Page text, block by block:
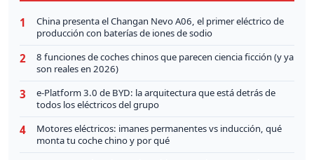
1
China presenta el Changan Nevo A06, el primer eléctrico de
producción con baterías de iones de sodio
2
8 funciones de coches chinos que parecen ciencia ficción (y ya
son reales en 2026)
3
e-Platform 3.0 de BYD: la arquitectura que está detrás de
todos los eléctricos del grupo
4
Motores eléctricos: imanes permanentes vs inducción, qué
monta tu coche chino y por qué